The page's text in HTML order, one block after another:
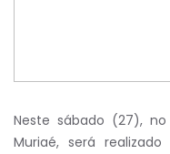
Neste sábado (27),
Muriaé, será